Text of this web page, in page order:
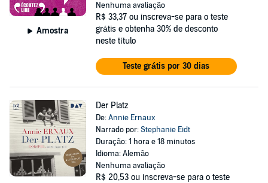
Amostra
Nenhuma avaliação
R$ 33,37 ou inscreva-se para o teste
grátis e obtenha 30% de desconto
neste título
Teste grátis por 30 dias
Der Platz
De:Annie Ernaux
Narrado por:Stephanie Eidt
Duração: 1 hora e 18 minutos
Idioma: Alemão
Nenhuma avaliação
R$ 20,53 ou inscreva-se para o teste